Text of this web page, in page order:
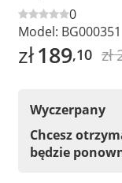
0
Model: BG000351
zł189,10 zł
Wyczerpany
Chcesz
będzie